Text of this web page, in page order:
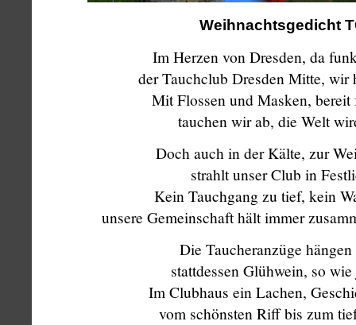
Weihnachtsgedicht
Im Herzen von Dresden, da
der Tauchclub Dresden Mitte, wir
Mit Flossen und Masken, bereit
tauchen wir ab, die Welt
Doch auch in der Kälte, zur
strahlt unser Club in
Kein Tauchgang zu tief, kein
unsere Gemeinschaft hält immer
Die Taucheranzüge
stattdessen Glühwein, so
Im Clubhaus ein Lachen,
vom schönsten Riff bis zum